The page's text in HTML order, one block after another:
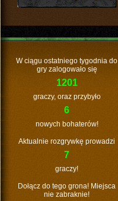
W ciągu ostatniego tygodnia do
gry zalogowało się
1201
graczy, oraz przybyło
6
nowych bohaterów!
Aktualnie rozgrywkę prowadzi
7
graczy!
Dołącz do tego grona! Miejsca
nie zabraknie!